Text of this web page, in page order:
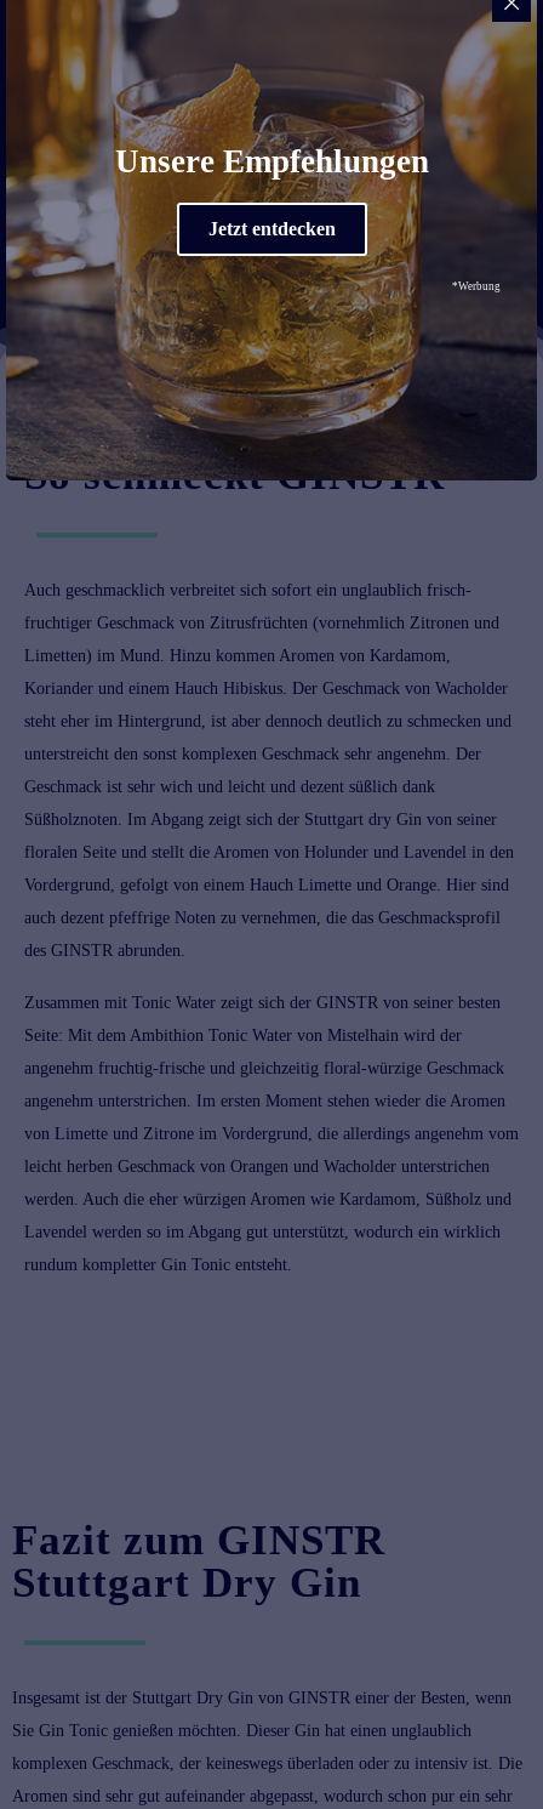
Ein wirklich sehr intensives und komplexes Aroma. Nach einigen
Sekunden stellt sich vor allem der Duft der Zitrusfrüchte in den
Vordergrund, der den GINSTR wie einen fruchtigen sommerlichen Gin
duften lässt.
So schmeckt GINSTR
Auch geschmacklich verbreitet sich sofort ein unglaublich frisch-
fruchtiger Geschmack von Zitrusfrüchten (vornehmlich Zitronen und
Limetten) im Mund. Hinzu kommen Aromen von Kardamom,
Koriander und einem Hauch Hibiskus. Der Geschmack von Wacholder
steht eher im Hintergrund, ist aber dennoch deutlich zu schmecken und
unterstreicht den sonst komplexen Geschmack sehr angenehm. Der
Geschmack ist sehr wich und leicht und dezent süßlich dank
Süßholznoten. Im Abgang zeigt sich der Stuttgart dry Gin von seiner
floralen Seite und stellt die Aromen von Holunder und Lavendel in den
Vordergrund, gefolgt von einem Hauch Limette und Orange. Hier sind
auch dezent pfeffrige Noten zu vernehmen, die das Geschmacksprofil
des GINSTR abrunden.
Zusammen mit Tonic Water zeigt sich der GINSTR von seiner besten
Seite: Mit dem Ambithion Tonic Water von Mistelhain wird der
angenehm fruchtig-frische und gleichzeitig floral-würzige Geschmack
angenehm unterstrichen. Im ersten Moment stehen wieder die Aromen
von Limette und Zitrone im Vordergrund, die allerdings angenehm vom
leicht herben Geschmack von Orangen und Wacholder unterstrichen
werden. Auch die eher würzigen Aromen wie Kardamom, Süßholz und
Lavendel werden so im Abgang gut unterstützt, wodurch ein wirklich
rundum kompletter Gin Tonic entsteht.
Fazit zum GINSTR
Stuttgart Dry Gin
Insgesamt ist der Stuttgart Dry Gin von GINSTR einer der Besten, wenn
Sie Gin Tonic genießen möchten. Dieser Gin hat einen unglaublich
komplexen Geschmack, der keineswegs überladen oder zu intensiv ist. Die
Aromen sind sehr gut aufeinander abgepasst, wodurch schon pur ein sehr
Unsere Empfehlungen
Jetzt entdecken
*Werbung